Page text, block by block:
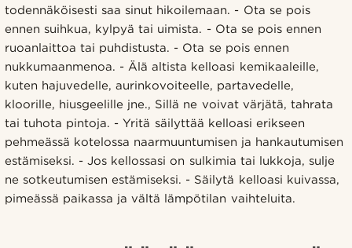
todennäköisesti saa sinut hikoilemaan. - Ota se pois
ennen suihkua, kylpyä tai uimista. - Ota se pois ennen
ruoanlaittoa tai puhdistusta. - Ota se pois ennen
nukkumaanmenoa. - Älä altista kelloasi kemikaaleille,
kuten hajuvedelle, aurinkovoiteelle, partavedelle,
kloorille, hiusgeelille jne., Sillä ne voivat värjätä, tahrata
tai tuhota pintoja. - Yritä säilyttää kelloasi erikseen
pehmeässä kotelossa naarmuuntumisen ja hankautumisen
estämiseksi. - Jos kellossasi on sulkimia tai lukkoja, sulje
ne sotkeutumisen estämiseksi. - Säilytä kelloasi kuivassa,
pimeässä paikassa ja vältä lämpötilan vaihteluita.